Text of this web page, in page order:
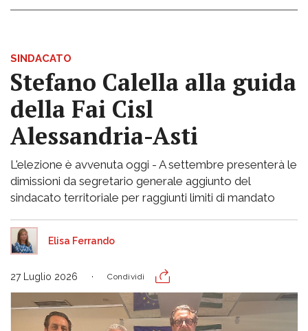
SINDACATO
Stefano Calella alla guida
della Fai Cisl
Alessandria-Asti
L'elezione è avvenuta oggi - A settembre presenterà le
dimissioni da segretario generale aggiunto del
sindacato territoriale per raggiunti limiti di mandato
Elisa Ferrando
27 Luglio 2026 Condividi